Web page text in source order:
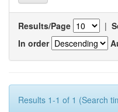
Results/Page |
In order
Results 1-1 of 1 (Search